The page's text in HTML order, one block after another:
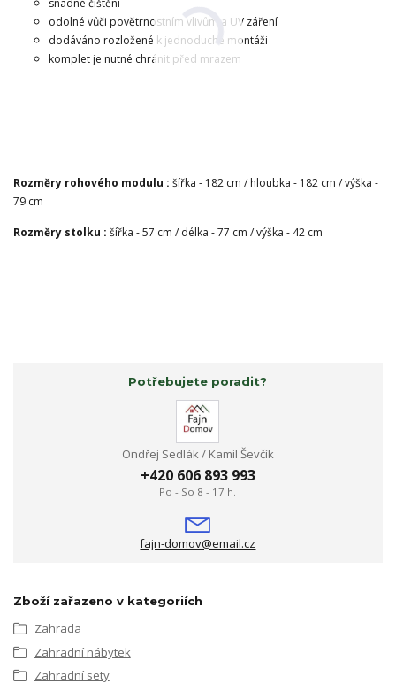
snadné čištění
odolné vůči povětrnostním vlivům a UV záření
dodáváno rozložené k jednoduché montáži
komplet je nutné chránit před mrazem
Rozměry rohového modulu : šířka - 182 cm / hloubka - 182 cm / výška -
79 cm
Rozměry stolku : šířka - 57 cm / délka - 77 cm / výška - 42 cm
Potřebujete poradit?
Ondřej Sedlák / Kamil Ševčík
+420 606 893 993
Po - So 8 - 17 h.
fajn-domov@email.cz
Zboží zařazeno v kategoriích
Zahrada
Zahradní nábytek
Zahradní sety